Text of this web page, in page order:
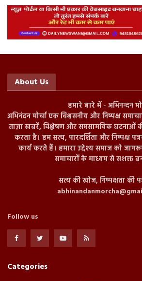
About Us
हमारे बारे में - अभिनन्दन
अभिनंदन मोर्चा एक विश्वसनीय और निष्पक्ष
ताज़ा खबरें, विश्लेषण और समसामयिक घटनाओं
करता है। हम सत्य, पारदर्शिता और निष्पक्ष
कार्य करते हैं। हमारा उद्देश्य समाज को
समाचारों के माध्यम से सशक्त
सत्य की खोज, निष्पक्षता की
Follow us
Categories